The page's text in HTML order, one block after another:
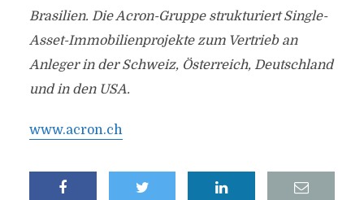
Brasilien. Die Acron-Gruppe strukturiert Single-
Asset-Immobilienprojekte zum Vertrieb an
Anleger in der Schweiz, Österreich, Deutschland
und in den USA.
www.acron.ch